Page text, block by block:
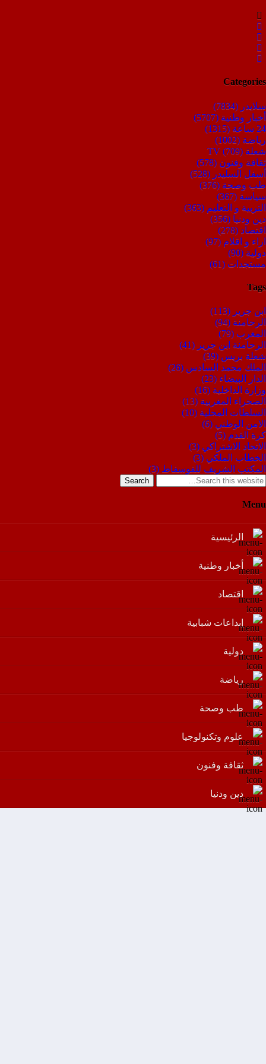
Categories
سلايدر (7834)
أخبار وطنية (5707)
24 ساعة
(1315)
رياضة (1002)
شعلة TV (709)
ثقافة وفنون (578)
أسفل السليدر (528)
طب وصحة (376)
سياسة (367)
التربية و التعليم (363)
دين ودنيا (356)
اقتصاد (278)
اراء و اقلام (97)
دولية (90)
مستجدات (61)
Tags
ابن جرير (113)
الرحامنة (94)
المغرب (79)
الرحامنة ابن جرير (41)
شعلة بريس (39)
الملك محمد السادس (26)
الدار البيضاء (23)
وزارة الداخلية (16)
الصحراء المغربية (13)
السلطات المحلية (10)
الامن الوطني (6)
كرة القدم (5)
الاتحاد الاشتراكي (3)
الخطاب الملكي (3)
المكتب الشريف للفوسفاط (3)
Search
Menu
الرئيسية
أخبار وطنية
اقتصاد
إبداعات شبابية
دولية
رياضة
طب وصحة
علوم وتكنولوجيا
ثقافة وفنون
دين ودنيا